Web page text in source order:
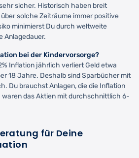
sicher. Historisch haben breit
solche Zeiträume immer positive
minimierst Du durch weltweite
Anlagedauer.
bei der Kindervorsorge?
Inflation jährlich verliert Geld etwa
18 Jahre. Deshalb sind Sparbücher mit
Du brauchst Anlagen, die die Inflation
das Aktien mit durchschnittlich 6-
für Deine